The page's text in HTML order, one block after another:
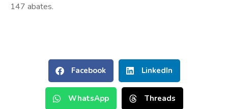
147 abates.
Facebook LinkedIn
WhatsApp Threads